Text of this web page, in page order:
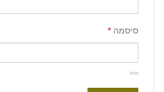
סיסמה *